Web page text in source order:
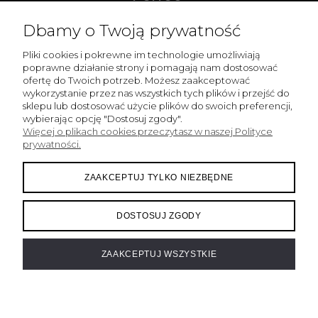
MOJE KONTO
INFORMACJE
Sklep internetowy Fake Bake | ul. Pańska 98/204, 00-837
Warszawa |info@fakebake.pl
5262304494 | REGON: 141617180
projekt i realizacja:
Dbamy o Twoją prywatność
Pliki cookies i pokrewne im technologie umożliwiają
poprawne działanie strony i pomagają nam dostosować
ofertę do Twoich potrzeb. Możesz zaakceptować
wykorzystanie przez nas wszystkich tych plików i przejść do
sklepu lub dostosować użycie plików do swoich preferencji,
wybierając opcję "Dostosuj zgody".
Więcej o plikach cookies przeczytasz w naszej Polityce
prywatności.
ZAAKCEPTUJ TYLKO NIEZBĘDNE
DOSTOSUJ ZGODY
ZAAKCEPTUJ WSZYSTKIE